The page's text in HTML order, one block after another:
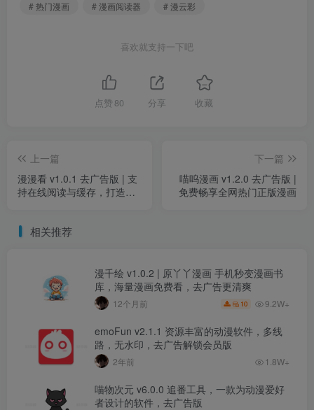
# 热门漫画
# 漫画阅读器 # 漫云彩
喜欢就支持一下吧
点赞 80 分享 收藏
上一篇
漫漫看 v1.0.1 去广告版 | 支
持在线阅读与缓存，打造沉
下一篇
喵呜漫画 v1.2.0 去广告版 |
免费畅享全网热门正版漫画
相关推荐
漫千绘 v1.0.2 | 原丫丫漫画 手机秒变漫画书
库，海量漫画免费看，去广告更清爽
12个月前 10 9.2W+
emoFun v2.1.1 资源丰富的动漫软件，多线
路，无水印，去广告解锁会员版
2年前 1.8W+
喵物次元 v6.0.0 追番工具，一款为动漫爱好
者设计的软件，去广告版